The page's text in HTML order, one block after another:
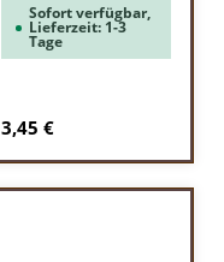
Sofort verfügbar,
Lieferzeit: 1-3
Tage
Regulärer Preis:
3,45 €